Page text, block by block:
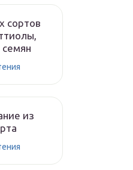
сортов
из